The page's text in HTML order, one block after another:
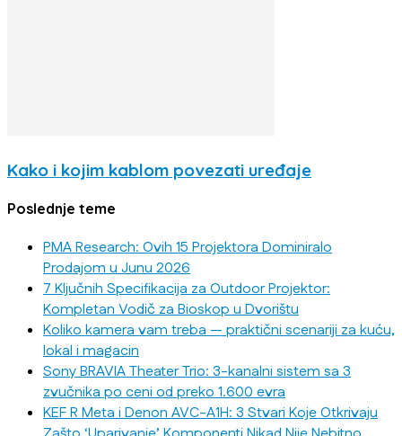
Kako i kojim kablom povezati uređaje
Poslednje teme
PMA Research: Ovih 15 Projektora Dominiralo
Prodajom u Junu 2026
7 Ključnih Specifikacija za Outdoor Projektor:
Kompletan Vodič za Bioskop u Dvorištu
Koliko kamera vam treba — praktični scenariji za kuću,
lokal i magacin
Sony BRAVIA Theater Trio: 3-kanalni sistem sa 3
zvučnika po ceni od preko 1.600 evra
KEF R Meta i Denon AVC-A1H: 3 Stvari Koje Otkrivaju